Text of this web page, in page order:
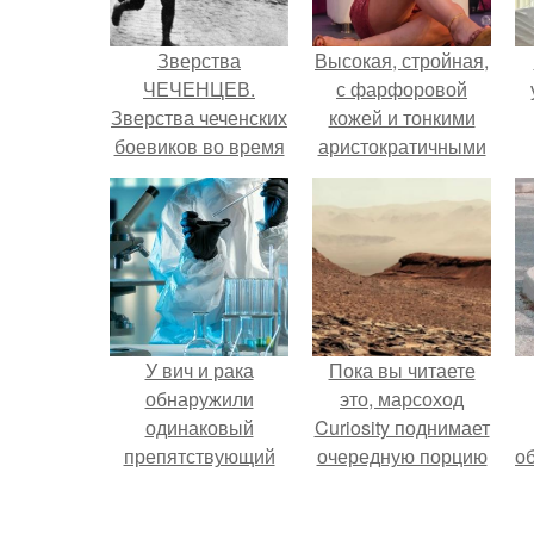
Зверства
ЧЕЧЕНЦЕВ.
Зверства чеченских
боевиков во время
первой чеченской.
Высокая, стройная,
с фарфоровой
кожей и тонкими
аристократичными
чертами, эль
выглядит так, будто
сошла с полотна
художника.
У вич и рака
обнаружили
одинаковый
препятствующий
Пока вы читаете
это, марсоход
Curiosity поднимает
очередную порцию